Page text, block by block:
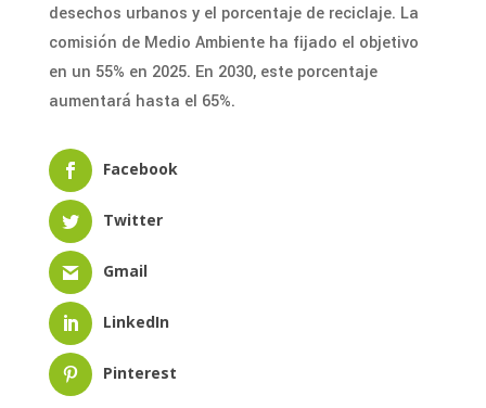
desechos urbanos y el porcentaje de reciclaje. La
comisión de Medio Ambiente ha fijado el objetivo
en un 55% en 2025. En 2030, este porcentaje
aumentará hasta el 65%.
Facebook
Twitter
Gmail
LinkedIn
Pinterest